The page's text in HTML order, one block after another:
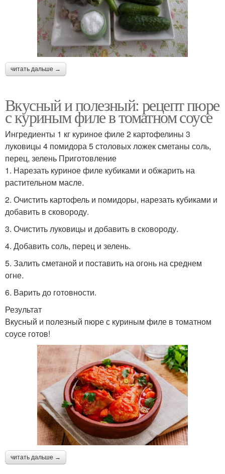
читать дальше →
Вкусный и полезный: рецепт пюре
с куриным филе в томатном соусе
Ингредиенты 1 кг куриное филе 2 картофелины 3
луковицы 4 помидора 5 столовых ложек сметаны соль,
перец, зелень Приготовление
1. Нарезать куриное филе кубиками и обжарить на
растительном масле.
2. Очистить картофель и помидоры, нарезать кубиками и
добавить в сковороду.
3. Очистить луковицы и добавить в сковороду.
4. Добавить соль, перец и зелень.
5. Залить сметаной и поставить на огонь на среднем
огне.
6. Варить до готовности.
Результат
Вкусный и полезный пюре с куриным филе в томатном
соусе готов!
читать дальше →